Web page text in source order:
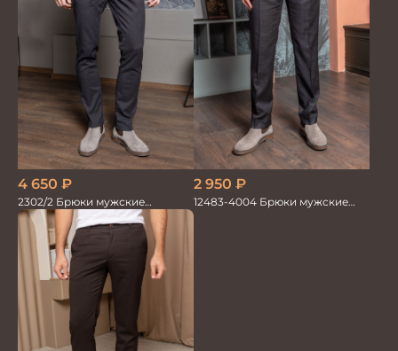
4 650 ₽
2302/2 Брюки мужские
коричневый
2 950 ₽
12483-4004 Брюки мужские